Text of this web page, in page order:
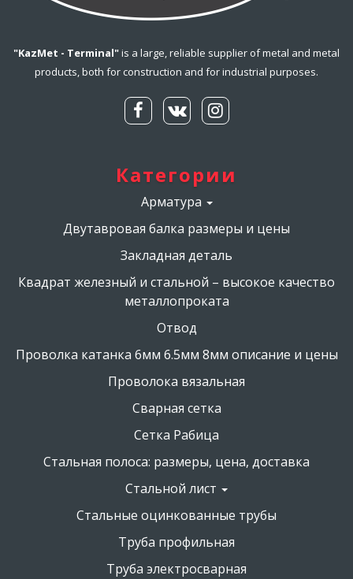
"KazMet - Terminal"is a large, reliable supplier of metal and metal
products, both for construction and for industrial purposes.
Категории
категорий(footer)
Арматура
Двутавровая балка размеры и цены
Закладная деталь
Квадрат железный и стальной – высокое качество
металлопроката
Отвод
Проволка катанка 6мм 6.5мм 8мм описание и цены
Проволока вязальная
Сварная сетка
Сетка Рабица
Стальная полоса: размеры, цена, доставка
Стальной лист
Стальные оцинкованные трубы
Труба профильная
Труба электросварная